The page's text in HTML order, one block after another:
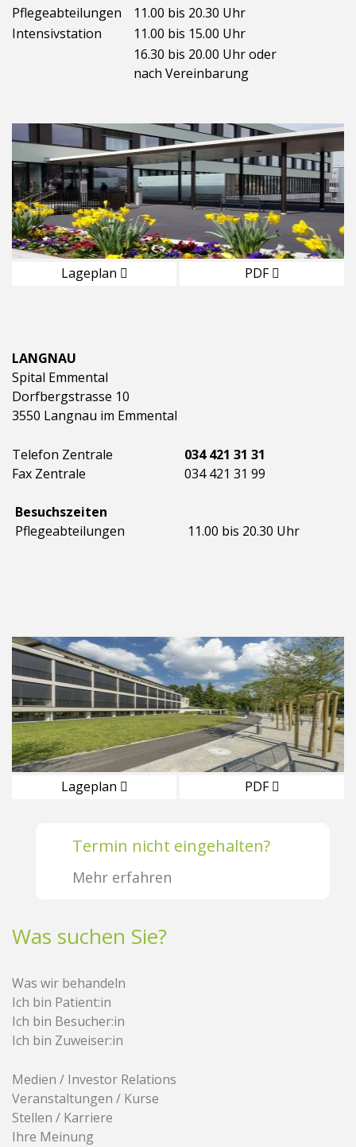
Pflegeabteilungen
11.00 bis 20.30 Uhr
Intensivstation
11.00 bis 15.00 Uhr
16.30 bis 20.00 Uhr oder
nach Vereinbarung
Lageplan PDF
LANGNAU
Spital Emmental
Dorfbergstrasse 10
3550 Langnau im Emmental
Telefon Zentrale
034 421 31 31
Fax Zentrale
034 421 31 99
Besuchszeiten
Pflegeabteilungen
11.00 bis 20.30 Uhr
Lageplan PDF
Termin nicht eingehalten?
Mehr erfahren
Was suchen Sie?
Was wir behandeln
Ich bin Patient:in
Ich bin Besucher:in
Ich bin Zuweiser:in
Medien / Investor Relations
Veranstaltungen / Kurse
Stellen / Karriere
Ihre Meinung